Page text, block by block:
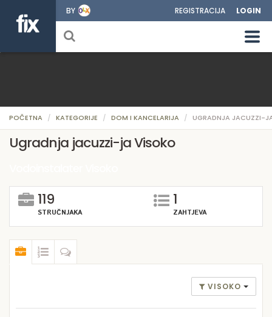
BY REGISTRACIJA LOGIN
POČETNA KATEGORIJE DOM I KANCELARIJA UGRADNJA JACUZZI-
Ugradnja jacuzzi-ja Visoko
119
STRUČNJAKA
1
ZAHTJEVA
VISOKO